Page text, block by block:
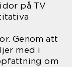
på TV
Genom att
med i
om